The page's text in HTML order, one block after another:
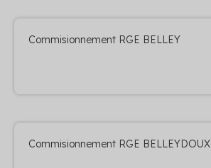
Commisionnement RGE BELLEY
Commisionnement RGE BELLEYDOUX